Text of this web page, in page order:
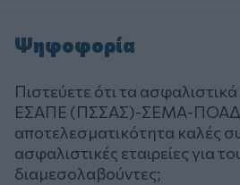
Ψηφοφορία
Πιστεύετε ότι τα
ΕΣΑΠΕ (ΠΣΣΑΣ)-ΣΕΜΑ-ΠΟΑΔ,
αποτελεσματικότητα καλές
ασφαλιστικές εταιρείες για
διαμεσολαβούντες;